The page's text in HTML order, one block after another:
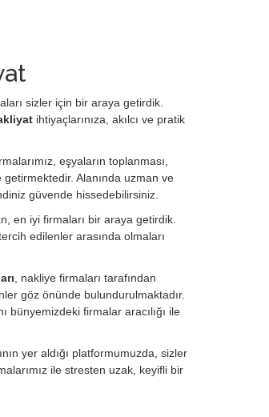
sizler için bir araya getirdik.
ihtiyaçlarınıza, akılcı ve pratik
eşyaların toplanması,
Alanında uzman ve
güvende hissedebilirsiniz.
en iyi firmaları bir araya getirdik.
edilenler arasında olmaları
, nakliye firmaları tarafından
göz önünde bulundurulmaktadır.
bünyemizdeki firmalar aracılığı ile
yer aldığı platformumuzda, sizler
ile stresten uzak, keyifli bir